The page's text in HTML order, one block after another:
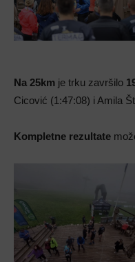
Na 25km je trku završilo
Cicović (1:47:08) i Amila
Kompletne rezultate